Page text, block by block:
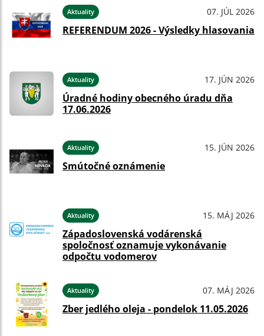
Aktuality 07. JÚL 2026
REFERENDUM 2026 - Výsledky hlasovania
Aktuality 17. JÚN 2026
Úradné hodiny obecného úradu dňa
17.06.2026
Aktuality 15. JÚN 2026
Smútočné oznámenie
Aktuality 15. MÁJ 2026
Západoslovenská vodárenská
spoločnosť oznamuje vykonávanie
odpočtu vodomerov
Aktuality 07. MÁJ 2026
Zber jedlého oleja - pondelok 11.05.2026